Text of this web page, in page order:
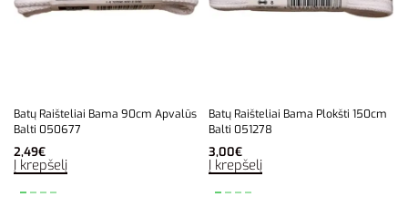
Batų Raišteliai Bama 90cm Apvalūs
Balti 050677
2,49€
Į krepšelį
Batų Raišteliai Bama Plokšti 150cm
Balti 051278
3,00€
Į krepšelį